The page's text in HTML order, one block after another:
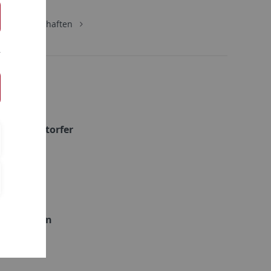
Aiglstorfer
Ayvazyan